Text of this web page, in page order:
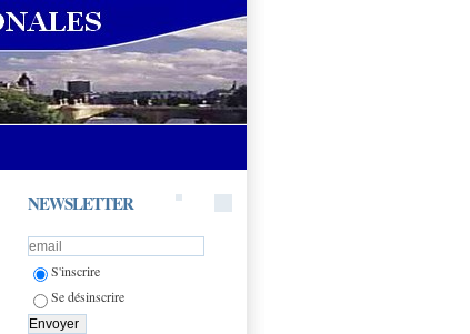
NEWSLETTER
S'inscrire
Se désinscrire